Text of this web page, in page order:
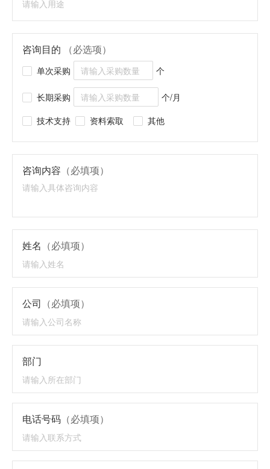
咨询目的 （必选项）
单次采购 个
长期采购
个/月
技术支持
资料索取 其他
咨询内容 （必填项）
姓名 （必填项）
公司 （必填项）
部门
电话号码 （必填项）